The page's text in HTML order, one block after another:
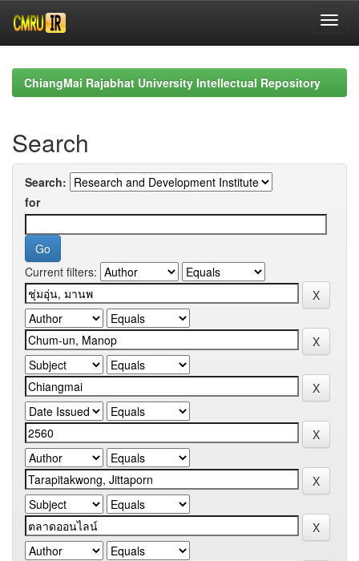
navigationChiangMai Rajabhat University Intellectual Repository
Search
Search:
for
Current filters: